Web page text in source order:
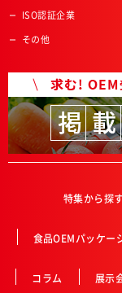
ISO認証企業
その他
特集から探す
食品OEMパッケー
コラム 展示